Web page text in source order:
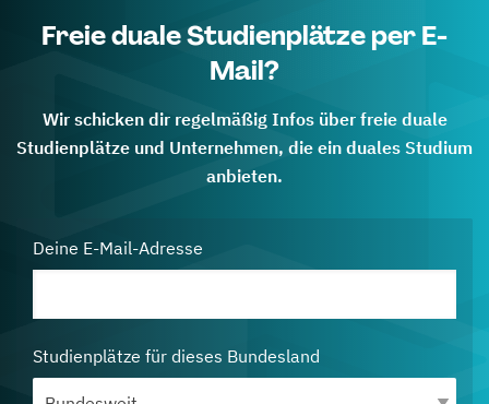
Freie duale Studienplätze per E-
Mail?
Wir schicken dir regelmäßig Infos über freie duale
Studienplätze und Unternehmen, die ein duales Studium
anbieten.
Deine E-Mail-Adresse
Studienplätze für dieses Bundesland